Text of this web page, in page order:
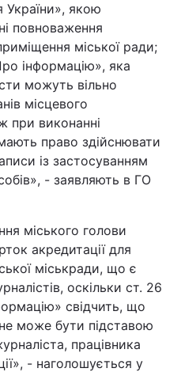
України», якою
повноваження
міської ради;
інформацію», яка
можуть вільно
місцевого
при виконанні
право здійснювати
із застосуванням
- заявляють в ГО
міського голови
акредитації для
міськради, що є
оскільки ст. 26
свідчить, що
не може бути підставою
працівника
- наголошується у